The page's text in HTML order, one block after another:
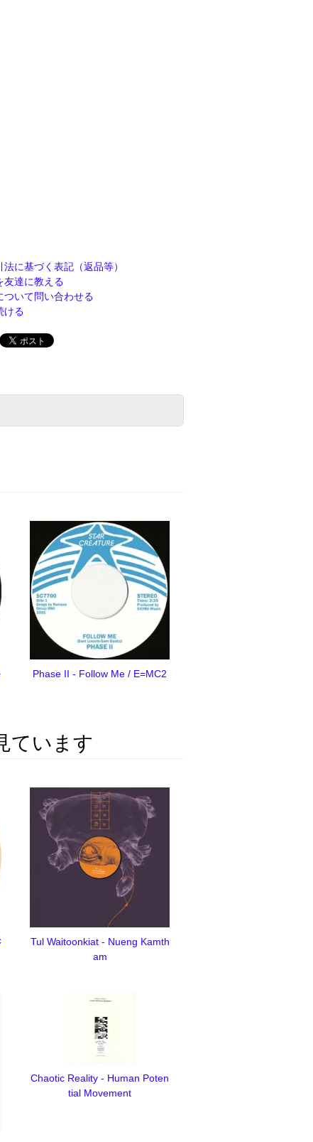
に基づく表記（返品等）
友達に教える
ついて問い合わせる
ける
Phase II - Follow Me / E=MC2
ています
Tul Waitoonkiat - Nueng Kamth
am
Chaotic Reality - Human Poten
tial Movement